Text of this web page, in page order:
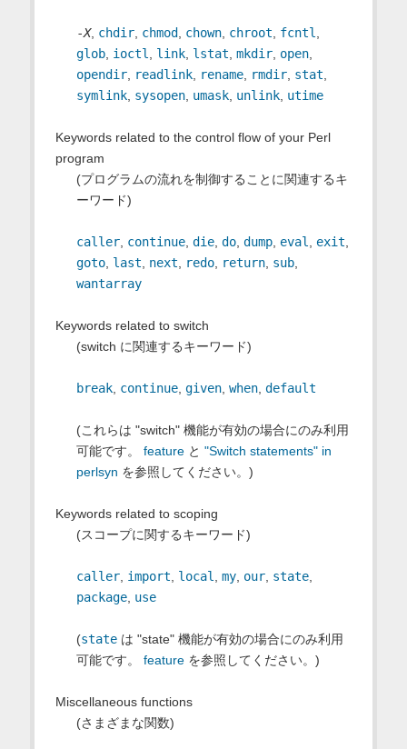
-X, chdir, chmod chown, chroot fcntl
glob, ioctl link, lstat mkdir, open,
opendir, readlink, rename, rmdir, stat
symlink, sysopen, umask, unlink, utime
Keywords related to the control flow of your Perl
program
(プログラムの流れを制御することに関連するキ
ーワード)
caller, continue, die, do, dump, eval exit
goto, last next redo, return, sub,
wantarray
Keywords related to switch
(switch に関連するキーワード)
break, continue, given, when, default
(これらは "switch" 機能が有効の場合にのみ利用
可能です。 featureと "Switch statements" in
perlsyn を参照してください。)
Keywords related to scoping
(スコープに関するキーワード)
caller, import local my, our, state,
package, use
(stateは "state" 機能が有効の場合にのみ利用
可能です。 featureを参照してください。)
Miscellaneous functions
(さまざまな関数)